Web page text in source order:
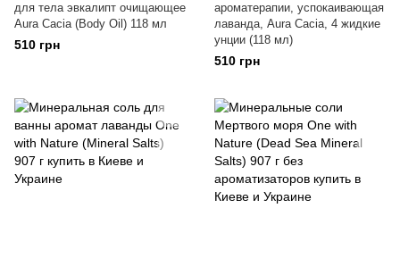
для тела эвкалипт очищающее
Aura Cacia (Body Oil) 118 мл
510 грн
ароматерапии, успокаивающая
лаванда, Aura Cacia, 4 жидкие
унции (118 мл)
510 грн